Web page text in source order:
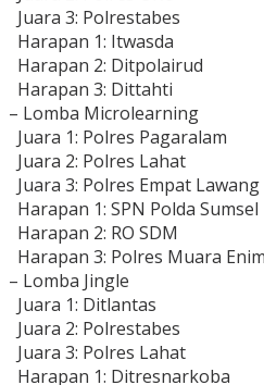
Juara 3: Polrestabes
Harapan 1: Itwasda
Harapan 2: Ditpolairud
Harapan 3: Dittahti
– Lomba Microlearning
Juara 1: Polres Pagaralam
Juara 2: Polres Lahat
Juara 3: Polres Empat Lawang
Harapan 1: SPN Polda Sumsel
Harapan 2: RO SDM
Harapan 3: Polres Muara Enim
– Lomba Jingle
Juara 1: Ditlantas
Juara 2: Polrestabes
Juara 3: Polres Lahat
Harapan 1: Ditresnarkoba